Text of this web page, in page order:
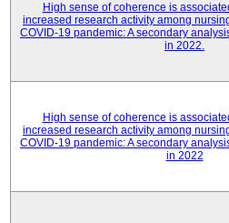
High sense of coherence is
increased research activity among
COVID-19 pandemic: A secondary
in 2022.
High sense of coherence is
increased research activity among
COVID-19 pandemic: A secondary
in 2022